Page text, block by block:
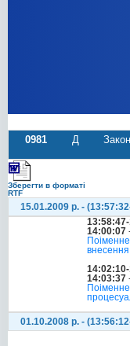
0981 Д
Зберегти в форматі
RTF
15.01.2009 р. -
14:00:07
14:03:37
01.10.2008 р. -